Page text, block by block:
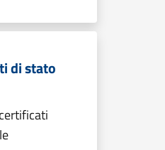
di stato